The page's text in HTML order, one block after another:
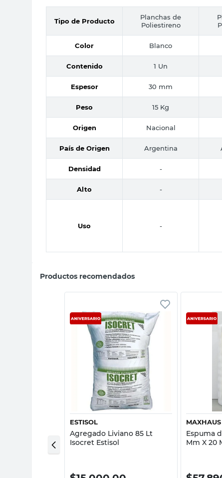
Tipo de Producto
Planchas de
Poliestireno
Color Blanco
Contenido 1 Un
Espesor 30 mm
Peso 15 Kg
Origen Nacional
País de Origen Argentina
Densidad -
Alto -
Uso -
Productos recomendados
Vista rápida
ESTISOL
Agregado Liviano 85 Lt
Isocret Estisol
MAXHAUS
Espuma
Mm X 20